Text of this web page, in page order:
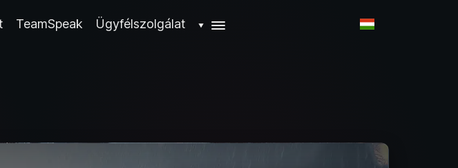
TeamSpeak Ügyfélszolgálat ▼